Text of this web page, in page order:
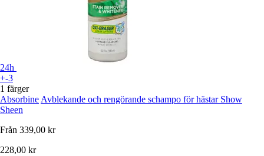
24h
+-3
1 färger
Absorbine Avblekande och rengörande schampo för hästar Show
Sheen
Från 339,00 kr
228,00 kr